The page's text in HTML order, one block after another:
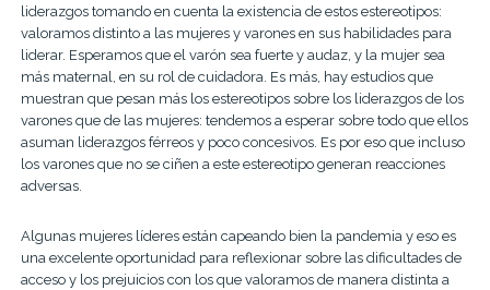
liderazgos tomando en cuenta la existencia de estos estereotipos:
valoramos distinto a las mujeres y varones en sus habilidades para
liderar. Esperamos que el varón sea fuerte y audaz, y la mujer sea
más maternal, en su rol de cuidadora. Es más, hay estudios que
muestran que pesan más los estereotipos sobre los liderazgos de los
varones que de las mujeres: tendemos a esperar sobre todo que ellos
asuman liderazgos férreos y poco concesivos. Es por eso que incluso
los varones que no se ciñen a este estereotipo generan reacciones
adversas.
Algunas mujeres líderes están capeando bien la pandemia y eso es
una excelente oportunidad para reflexionar sobre las dificultades de
acceso y los prejuicios con los que valoramos de manera distinta a